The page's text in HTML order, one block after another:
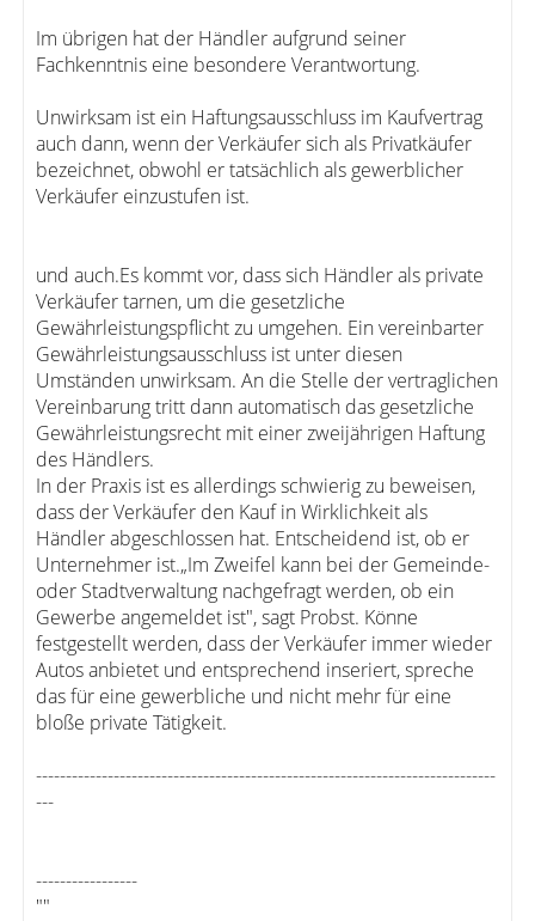
Im übrigen hat der Händler aufgrund seiner
Fachkenntnis eine besondere Verantwortung.
Unwirksam ist ein Haftungsausschluss im Kaufvertrag
auch dann, wenn der Verkäufer sich als Privatkäufer
bezeichnet, obwohl er tatsächlich als gewerblicher
Verkäufer einzustufen ist.
und auch.Es kommt vor, dass sich Händler als private
Verkäufer tarnen, um die gesetzliche
Gewährleistungspflicht zu umgehen. Ein vereinbarter
Gewährleistungsausschluss ist unter diesen
Umständen unwirksam. An die Stelle der vertraglichen
Vereinbarung tritt dann automatisch das gesetzliche
Gewährleistungsrecht mit einer zweijährigen Haftung
des Händlers.
In der Praxis ist es allerdings schwierig zu beweisen,
dass der Verkäufer den Kauf in Wirklichkeit als
Händler abgeschlossen hat. Entscheidend ist, ob er
Unternehmer ist.„Im Zweifel kann bei der Gemeinde-
oder Stadtverwaltung nachgefragt werden, ob ein
Gewerbe angemeldet ist", sagt Probst. Könne
festgestellt werden, dass der Verkäufer immer wieder
Autos anbietet und entsprechend inseriert, spreche
das für eine gewerbliche und nicht mehr für eine
bloße private Tätigkeit.
-----------------------------------------------------------------------------
---
-----------------
""